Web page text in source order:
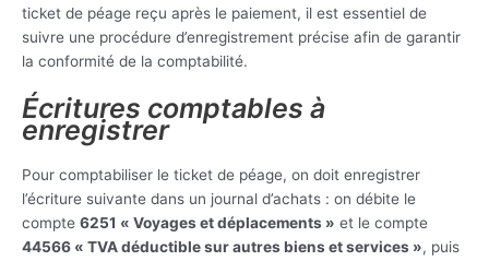
ticket de péage reçu après le paiement, il est essentiel de
suivre une procédure d’enregistrement précise afin de garantir
la conformité de la comptabilité.
Écritures comptables à
enregistrer
Pour comptabiliser le ticket de péage, on doit enregistrer
l’écriture suivante dans un journal d’achats : on débite le
compte 6251 « Voyages et déplacements » et le compte
44566 « TVA déductible sur autres biens et services », puis